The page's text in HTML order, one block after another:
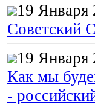
19 Января
Советский
19 Января
Как мы
-